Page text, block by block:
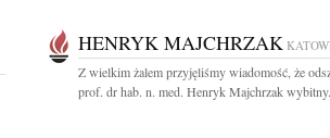
HENRYK MAJCHRZAK
Z wielkim żalem przyjęliśmy wiadomość, że
prof. dr hab. n. med. Henryk Majchrzak